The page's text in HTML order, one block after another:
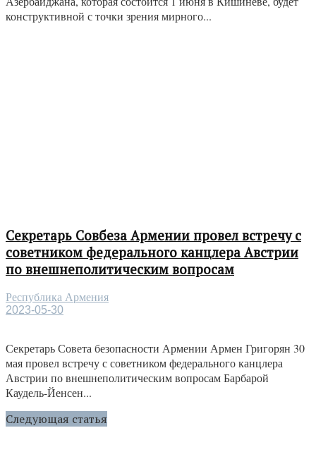
конструктивной с точки зрения мирного...
Секретарь Совбеза Армении провел встречу с
советником федерального канцлера Австрии
по внешнеполитическим вопросам
Республика Армения
2023-05-30
Секретарь Совета безопасности Армении Армен Григорян 30
мая провел встречу с советником федерального канцлера
Австрии по внешнеполитическим вопросам Барбарой
Каудель-Йенсен...
Следующая статья